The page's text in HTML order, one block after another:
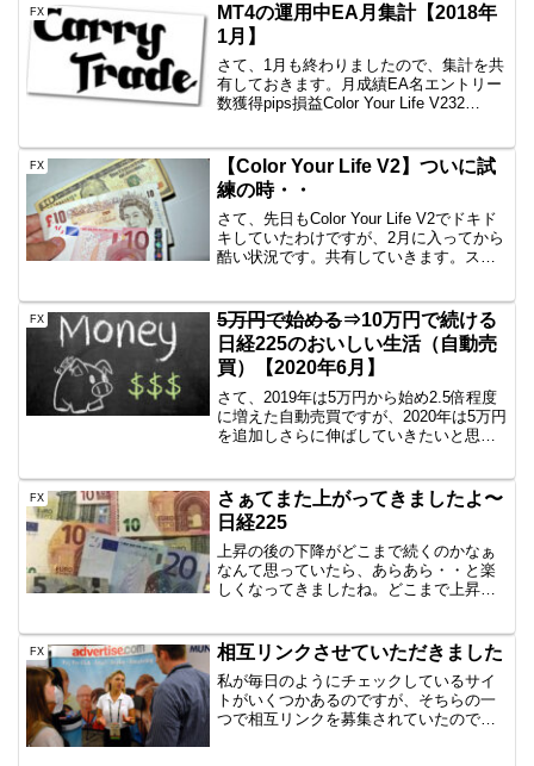
FX
MT4の運用中EA月集計【2018年
1月】
さて、1月も終わりましたので、集計を共
有しておきます。月成績EA名エントリー
数獲得pips損益Color Your Life V232
FX
【Color Your Life V2】ついに試
練の時・・
さて、先日もColor Your Life V2でドキド
キしていたわけですが、2月に入ってから
酷い状況です。共有していきます。スッ
っていた感じがありますが、2月に入っ...
FX 5万円で始める⇒10万円で続ける
日経225のおいしい生活（自動売
買）【2020年6月】
さて、2019年は5万円から始め2.5倍程度
に増えた自動売買ですが、2020年は5万円
を追加しさらに伸ばしていきたいと思い
んかで日経225買えるわけないでしょ？
頭...
FX
さぁてまた上がってきましたよ〜
日経225
上昇の後の下降がどこまで続くのかなぁ
なんて思っていたら、あらあら・・と楽
しくなってきましたね。どこまで上昇し
ことを言いたくなるような状況ですね。
日足レベルでは上昇はずっ...
FX 相互リンクさせていただきました
私が毎日のようにチェックしているサイ
トがいくつかあるのですが、そちらの一
つで相互リンクを募集されていたので、